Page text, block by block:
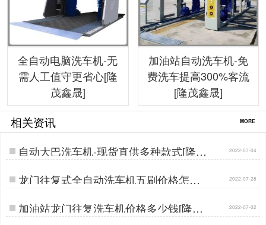
全自动电脑洗车机-无
需人工值守更省心[隆
茂鑫晟]
加油站自动洗车机-免
费洗车提高300%客流
[隆茂鑫晟]
相关资讯 MORE
自动大巴洗车机-现货直供多种款式[隆茂
鑫晟]…
2022-07-04
龙门往复式全自动洗车机五刷价格怎么
样[隆茂鑫晟]…
2022-07-28
加油站龙门往复洗车机价格多少钱[隆茂
鑫晟]…
2022-07-02